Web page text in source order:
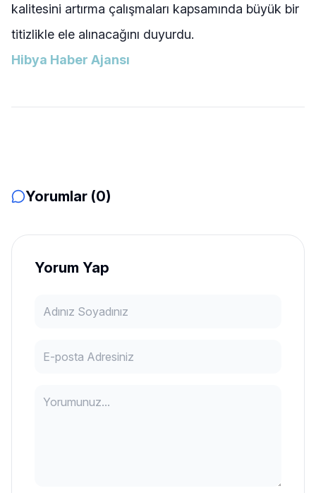
kalitesini artırma çalışmaları kapsamında büyük bir
titizlikle ele alınacağını duyurdu.
Hibya Haber Ajansı
Yorumlar (0)
Yorum Yap